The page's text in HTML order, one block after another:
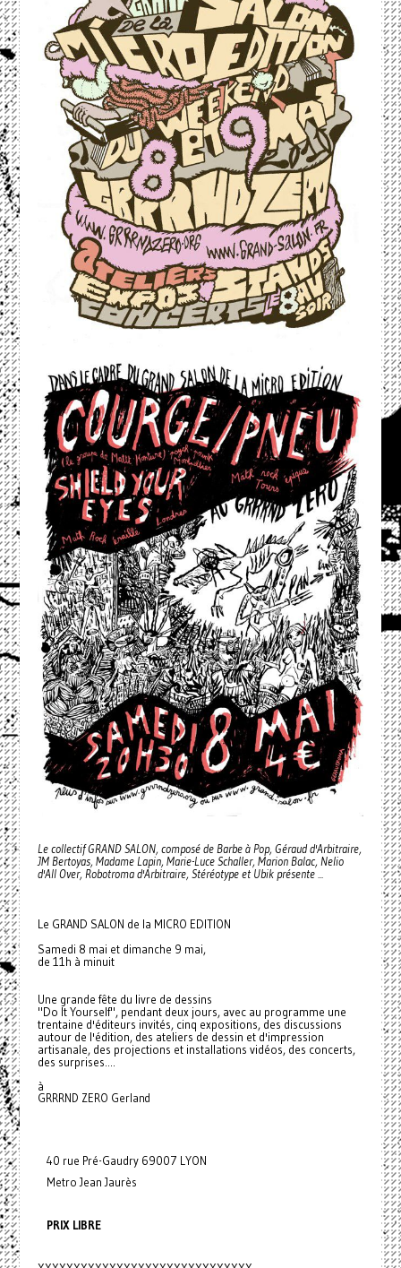
Le collectif GRAND SALON, composé de Barbe à Pop, Géraud d'Arbitraire,
JM Bertoyas, Madame Lapin, Marie-Luce Schaller, Marion Balac, Nelio
d'All Over, Robotroma d'Arbitraire, Stéréotype et Ubik présente ...
Le GRAND SALON de la MICRO EDITION
Samedi 8 mai et dimanche 9 mai,
de 11h à minuit
Une grande fête du livre de dessins
"Do It Yourself", pendant deux jours, avec au programme une
trentaine d'éditeurs invités, cinq expositions, des discussions
autour de l'édition, des ateliers de dessin et d'impression
artisanale, des projections et installations vidéos, des concerts,
des surprises....
à
GRRRND ZERO Gerland
40 rue Pré-Gaudry 69007 LYON
Metro Jean Jaurès
PRIX LIBRE